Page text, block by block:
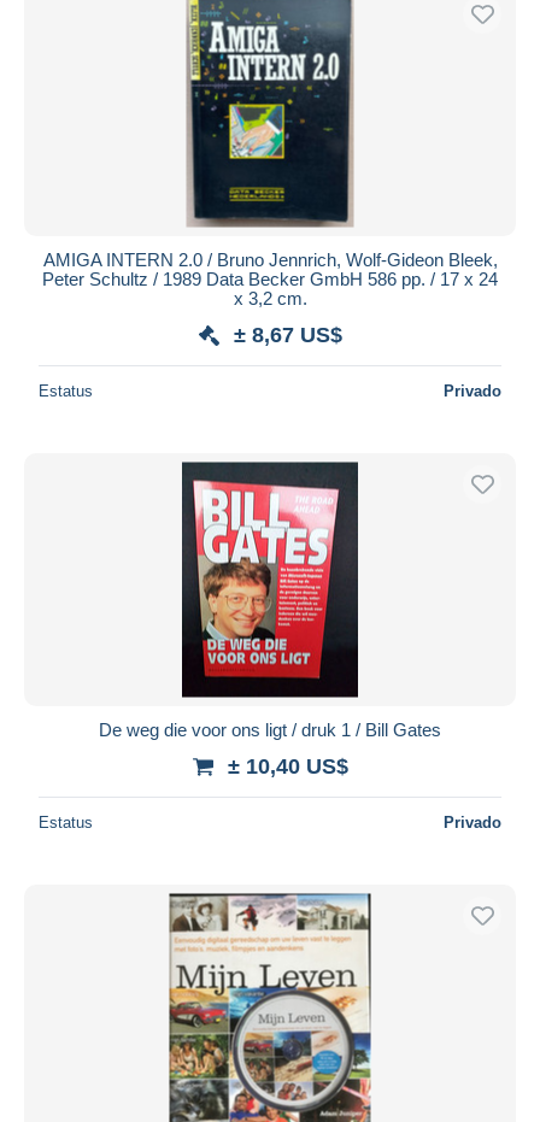
Sólo con descuento
Métodos de pago
Transferencia bancaria
Mastercard
iDeal
Residencia del vendedor
Aplicar
AMIGA INTERN 2.0 / Bruno Jennrich, Wolf-Gideon Bleek,
Peter Schultz / 1989 Data Becker GmbH 586 pp. / 17 x 24
x 3,2 cm.
± 8,67 US$
Estatus Privado
De weg die voor ons ligt / druk 1 / Bill Gates
± 10,40 US$
Estatus Privado